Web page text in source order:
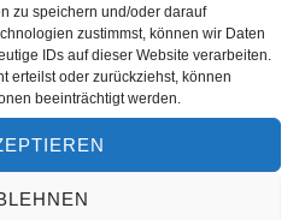
zu speichern und/oder darauf
zustimmst, können wir Daten
IDs auf dieser Website verarbeiten.
erteilst oder zurückziehst, können
beeinträchtigt werden.
Marketing-Cookies
und diesen Inhalt zu